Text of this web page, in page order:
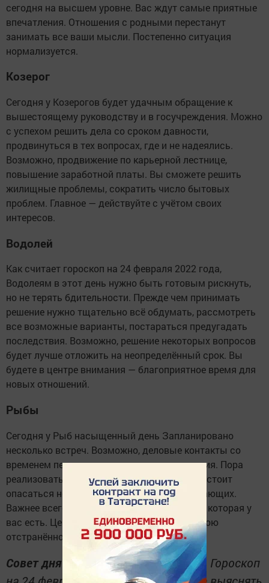
сегодня на высшем уровне. Вас ждут самые приятные
впечатления. Отношения с родными перестанут
занимать все ваши мысли. Постепенно ситуация
нормализуется.
Козерог
Сегодня у Козерогов будет удачным обращение к
вышестоящему руководству и в госучреждения. Можно
с успехом решить дела со сроком давности,
продвинуться в тех вопросах, где и не надеялись.
Возможно, продвижение по карьерной лестнице,
повышение заработной платы. Вы сможете решить
жилищные проблемы, сократить число бытовых
проблем. Главное — действуйте с учётом своих
интересов.
Водолей
Как считает гороскоп на 24 февраля 2022 года,
Водолеям в этот день нужно быть готовым рискнуть,
но не терять бдительности. Прежде чем принимать
решение нужно тщательно всё обдумать, рассмотреть
все возможные варианты, постараться предугадать
последствия. Возможно, решение некоторых вопросов
будет лучше отложить на неопределённый срок. Вы
будете в центре внимания — благоприятное время для
новых отношений.
Рыбы
Сегодня у Рыб насыщенный день Запланировано
несколько встреч. Возможно, деловые контакты со
временем перерастут в дружеские отношения. Пора
реализовать свои творческие замыслы. Не стоит
опасаться непонимания со стороны окружающих.
Важнее всего поддержка родных и близких, которая у
вас есть. Цените это, не демонстрируйте свою
отстранённость.
Совет дня для всех Знаков Зодиака. Гороскоп